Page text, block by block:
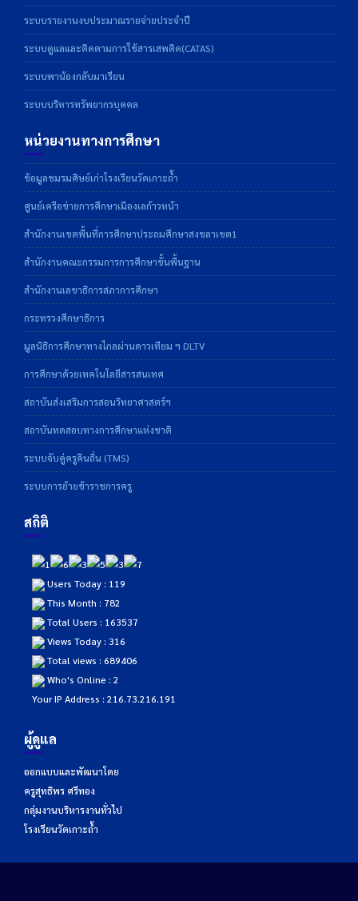
ระบบรายงานงบประมาณรายจ่ายประจำปี
ระบบดูแลและติดตามการใช้สารเสพติด(CATAS)
ระบบพาน้องกลับมาเรียน
ระบบบริหารทรัพยากรบุคคล
หน่วยงานทางการศึกษา
ข้อมูลชมรมศิษย์เก่าโรงเรียนวัดเกาะถ้ำ
ศูนย์เครือข่ายการศึกษาเมืองเลก้าวหน้า
สำนักงานเขตพื้นที่การศึกษาประถมศึกษาสงขลาเขต1
สำนักงานคณะกรรมการการศึกษาขั้นพื้นฐาน
สำนักงานเลขาธิการสภาการศึกษา
กระทรวงศึกษาธิการ
มูลนิธิการศึกษาทางไกลผ่านดาวเทียม ฯ DLTV
การศึกษาด้วยเทคโนโลยีสารสนเทศ
สถาบันส่งเสริมการสอนวิทยาศาสตร์ฯ
สถาบันทดสอบทางการศึกษาแห่งชาติ
ระบบจับคู่ครูคืนถิ่น (TMS)
ระบบการย้ายข้าราชการครู
สถิติ
Users Today : 119
This Month : 782
Total Users : 163537
Views Today : 316
Total views : 689406
Who's Online : 2
Your IP Address : 216.73.216.191
ผู้ดูแล
ออกแบบและพัฒนาโดย
ครูสุทธิพร ศรีทอง
กลุ่มงานบริหารงานทั่วไป
โรงเรียนวัดเกาะถ้ำ